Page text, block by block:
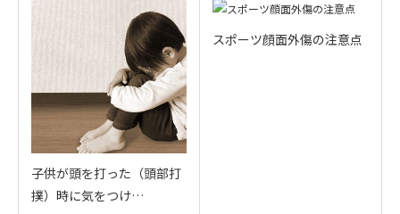
子供が頭を打った（頭部打
撲）時に気をつけ…
スポーツ顔面外傷の注意点